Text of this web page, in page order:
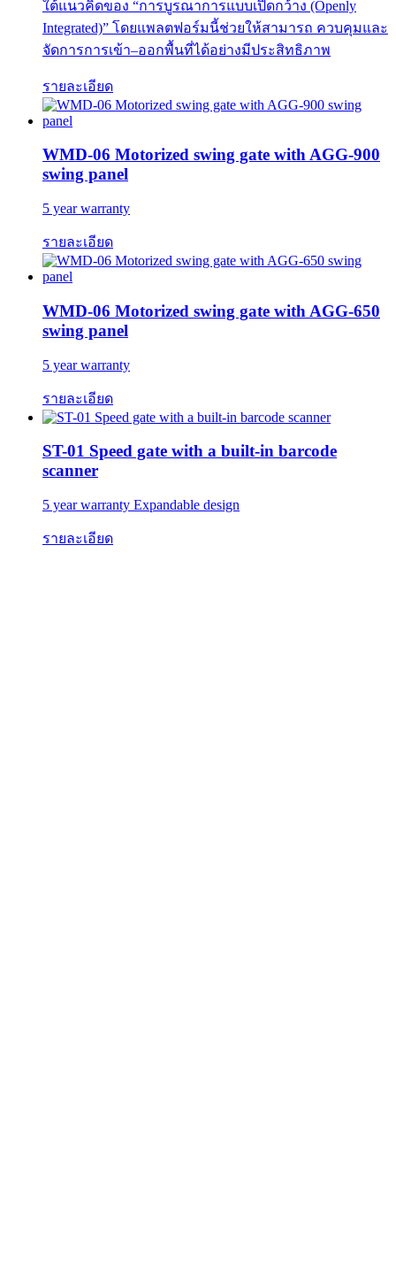
ใต้แนวคิดของ “การบูรณาการแบบเปิดกว้าง (Openly
Integrated)” โดยแพลตฟอร์มนี้ช่วยให้สามารถ ควบคุมและ
จัดการการเข้า–ออกพื้นที่ได้อย่างมีประสิทธิภาพ
รายละเอียด
WMD-06 Motorized swing gate with AGG-900
swing panel
5 year warranty
รายละเอียด
WMD-06 Motorized swing gate with AGG-650
swing panel
5 year warranty
รายละเอียด
ST-01 Speed gate with a built-in barcode
scanner
5 year warranty Expandable design
รายละเอียด